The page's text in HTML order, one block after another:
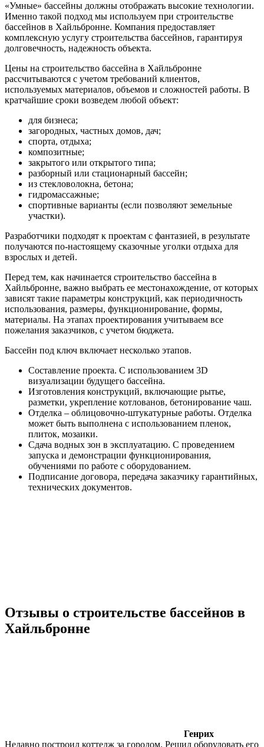
«Умные» бассейны должны отображать высокие технологии.
Именно такой подход мы используем при строительстве
бассейнов в Хайльбронне. Компания предоставляет
комплексную услугу строительства бассейнов, гарантируя
долговечность, надежность объекта.
Цены на строительство бассейна в Хайльбронне
рассчитываются с учетом требований клиентов,
используемых материалов, объемов и сложностей работы. В
кратчайшие сроки возведем любой объект:
для бизнеса;
загородных, частных домов, дач;
спорта, отдыха;
композитные;
закрытого или открытого типа;
разборный или стационарный бассейн;
из стекловолокна, бетона;
гидромассажные;
спортивные варианты (если позволяют земельные
участки).
Разработчики подходят к проектам с фантазией, в результате
получаются по-настоящему сказочные уголки отдыха для
взрослых и детей.
Перед тем, как начинается строительство бассейна в
Хайльбронне, важно выбрать ее местонахождение, от которых
зависят такие параметры конструкций, как периодичность
использования, размеры, функционирование, формы,
материалы. На этапах проектирования учитываем все
пожелания заказчиков, с учетом бюджета.
Бассейн под ключ включает несколько этапов.
Составление проекта. С использованием 3D
визуализации будущего бассейна.
Изготовления конструкций, включающие рытье,
разметки, укрепление котлованов, бетонирование чаш.
Отделка – облицовочно-штукатурные работы. Отделка
может быть выполнена с использованием пленок,
плиток, мозаики.
Сдача водных зон в эксплуатацию. С проведением
запуска и демонстрации функционирования,
обучениями по работе с оборудованием.
Подписание договора, передача заказчику гарантийных,
технических документов.
Отзывы о строительстве бассейнов в
Хайльбронне
Генрих
Недавно построил коттедж за городом. Решил оборудовать его